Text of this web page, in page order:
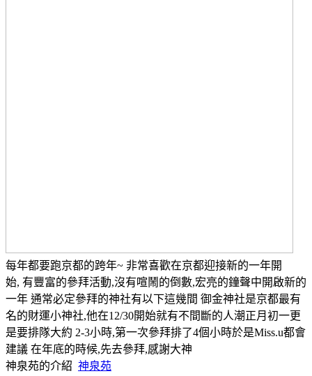
每年都要跑京都的跨年~ 非常喜歡在京都迎接新的一年開
始, 有豐富的參拜活動,沒有喧鬧的倒數,宏亮的鐘聲中開啟新的
一年 通常必定參拜的神社有以下這幾間 御金神社是京都最有
名的財運小神社,他在12/30開始就有不間斷的人潮正月初一更
是要排隊大約 2-3小時,第一次參拜排了4個小時於是Miss.u都會
建議 在年底的時候,先去參拜,感謝大神
神泉苑的介紹 神泉苑